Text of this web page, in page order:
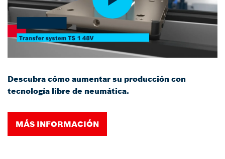
Descubra cómo aumentar su producción con
tecnología libre de neumática.
MÁS INFORMACIÓN